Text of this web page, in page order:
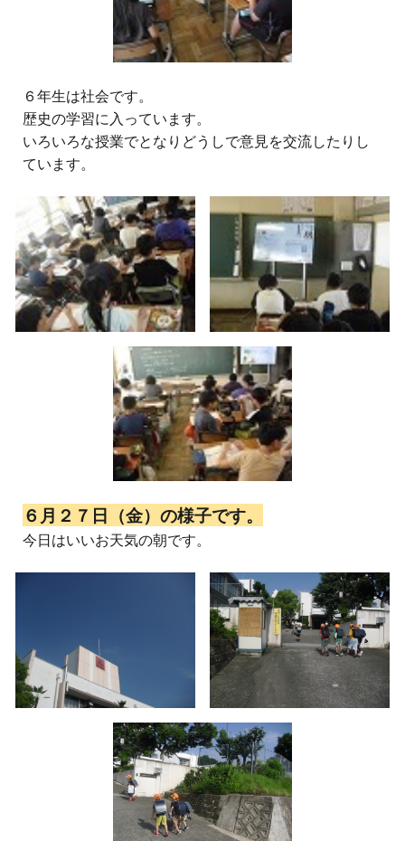
６年生は社会です。
歴史の学習に入っています。
いろいろな授業でとなりどうしで意見を交流したりし
ています。
６月２７日（金）の様子です。
今日はいいお天気の朝です。